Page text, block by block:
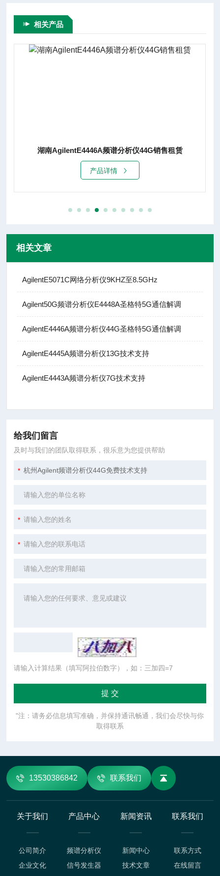
相关产品
湖南AgilentE4446A频谱分析仪44G销售租赁
产品详情
相关文章
AgilentE5071C网络分析仪9KHZ至8.5GHz
Agilent50G频谱分析仪E4448A圣格特5G通信解调
AgilentE4446A频谱分析仪44G圣格特5G通信解调
AgilentE4445A频谱分析仪13G技术支持
AgilentE4443A频谱分析仪7G技术支持
给我们留言
及时与我们的团队取得联系，很乐意为您提供帮助
请输入计算结果（填写阿拉伯数字），如：三加四=7
"注：请务必信息填写准确，并保持通讯畅通，我们会尽快与你
取得联系
13530386842 联系我们
关于我们
公司简介
企业文化
产品中心
频谱分析仪
信号发生器
新闻资讯
新闻中心
技术文章
联系我们
联系方式
在线留言